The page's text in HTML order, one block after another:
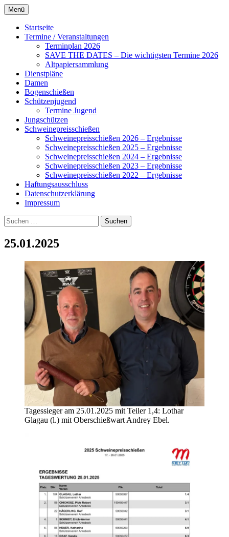
Zum
Inhalt
springen
Schützenverein Ahnsbeck
Ahnsbeck
Menü
Startseite
Termine / Veranstaltungen
Terminplan 2026
SAVE THE DATES – Die wichtigsten Termine 2026
Altpapiersammlung
Dienstpläne
Damen
Bogenschießen
Schützenjugend
Termine Jugend
Jungschützen
Schweinepreisschießen
Schweinepreisschießen 2026 – Ergebnisse
Schweinepreisschießen 2025 – Ergebnisse
Schweinepreisschießen 2024 – Ergebnisse
Schweinepreisschießen 2023 – Ergebnisse
Schweinepreisschießen 2022 – Ergebnisse
Haftungsausschluss
Datenschutzerklärung
Impressum
Suchen
nach:
25.01.2025
Tagessieger am 25.01.2025 mit Teiler 1,4: Lothar
Glagau (l.) mit Oberschießwart Andrey Ebel.